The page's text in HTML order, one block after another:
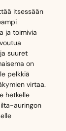
itsessään
ja toimivia
suuret
on
pelkkiä
virtaa.
hetkelle
ilta-auringon